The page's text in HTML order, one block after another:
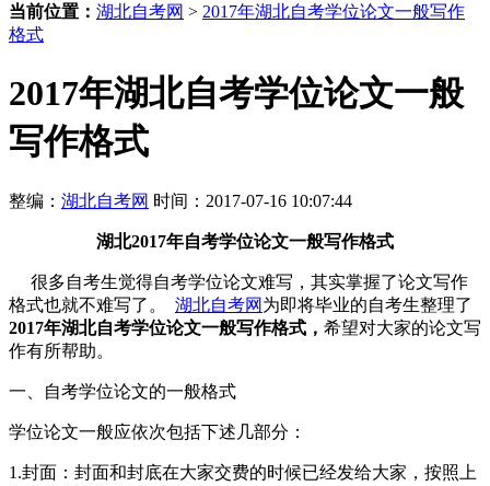
当前位置： 湖北自考网 > 2017年湖北自考学位论文一般写作
格式
2017年湖北自考学位论文一般
写作格式
整编： 湖北自考网 时间：2017-07-16 10:07:44
湖北2017年自考学位论文一般写作格式
很多自考生觉得自考学位论文难写，其实掌握了论文写作
格式也就不难写了。
湖北自考网 为即将毕业的自考生整理了
2017年湖北自考学位论文一般写作格式， 希望对大家的论文写
作有所帮助。
一、自考学位论文的一般格式
学位论文一般应依次包括下述几部分：
1.封面：封面和封底在大家交费的时候已经发给大家，按照上